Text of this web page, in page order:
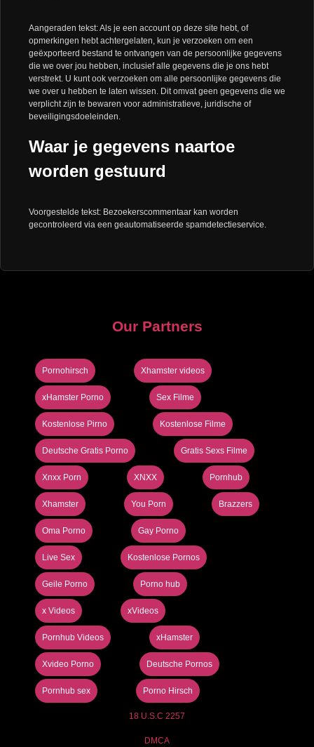
Aangeraden tekst: Als je een account op deze site hebt, of
opmerkingen hebt achtergelaten, kun je verzoeken om een
geëxporteerd bestand te ontvangen van de persoonlijke gegevens
die we over jou hebben, inclusief alle gegevens die je ons hebt
verstrekt. U kunt ook verzoeken om alle persoonlijke gegevens die
we over u hebben te laten wissen. Dit omvat geen gegevens die we
verplicht zijn te bewaren voor administratieve, juridische of
beveiligingsdoeleinden.
Waar je gegevens naartoe
worden gestuurd
Voorgestelde tekst: Bezoekerscommentaar kan worden
gecontroleerd via een geautomatiseerde spamdetectieservice.
Our Partners
Pornohirsch Xhamster videos
xHamster Porno Sex Filme
Kostenlose Pirno Kostenlose Filme
Deutsche Gratis Porno Gratis Sexs Filme
Xnxx Porn XNXX Pornhub
Xhamster You Porn Brazzers
Oma Porno Gay Porno
Live Sex Kostenlose Pornos
Geile Porno Porno hub
x Videos xVideos
Pornhub Videos xHamster
Xvideo Porno Deutsche Pornos
Pornhub sex Porno Hirsch
18 U.S.C 2257
DMCA